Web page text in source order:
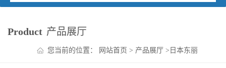
Product 产品展厅
您当前的位置： 网站首页 > 产品展厅 > 日本东丽